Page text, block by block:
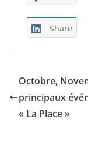
Share
Octobre,
principaux
« La Place »